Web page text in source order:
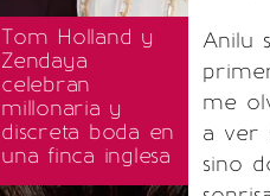
Tom Holland y
Zendaya
celebran
millonaria y
discreta boda en
una finca inglesa
Anilu
me
a ver
sino